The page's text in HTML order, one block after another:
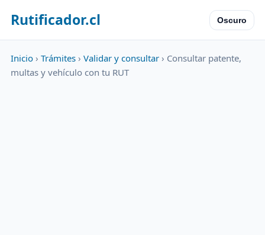
Rutificador.cl Oscuro
Inicio › Trámites › Validar y consultar › Consultar patente,
multas y vehículo con tu RUT